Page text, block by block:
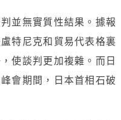
並無實質性結果。據報
特尼克和貿易代表格裏
使談判更加複雜。而日
會期間，日本首相石破